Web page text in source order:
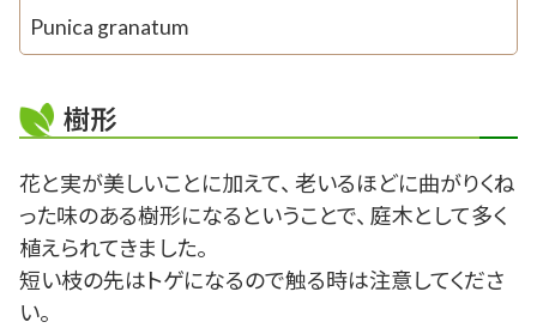
Punica granatum
樹形
花と実が美しいことに加えて、 老いるほどに曲がりくね
った味のある樹形になるということで、 庭木として多く
植えられてきました。
短い枝の先はトゲになるので触る時は注意してくださ
い。